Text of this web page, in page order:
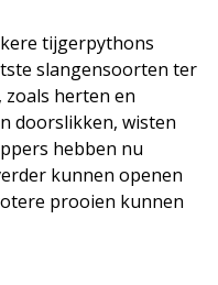
tijgerpythons
slangensoorten ter
zoals herten en
doorslikken, wisten
hebben nu
kunnen openen
prooien kunnen